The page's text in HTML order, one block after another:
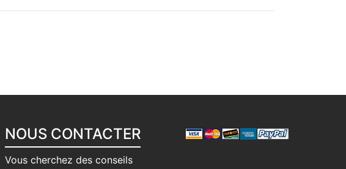
NOUS CONTACTER
Vous cherchez des conseils